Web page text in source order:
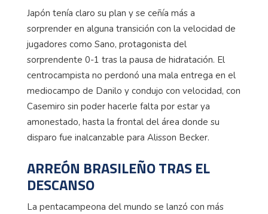
Japón tenía claro su plan y se ceñía más a
sorprender en alguna transición con la velocidad de
jugadores como Sano, protagonista del
sorprendente 0-1 tras la pausa de hidratación. El
centrocampista no perdonó una mala entrega en el
mediocampo de Danilo y condujo con velocidad, con
Casemiro sin poder hacerle falta por estar ya
amonestado, hasta la frontal del área donde su
disparo fue inalcanzable para Alisson Becker.
ARREÓN BRASILEÑO TRAS EL
DESCANSO
La pentacampeona del mundo se lanzó con más